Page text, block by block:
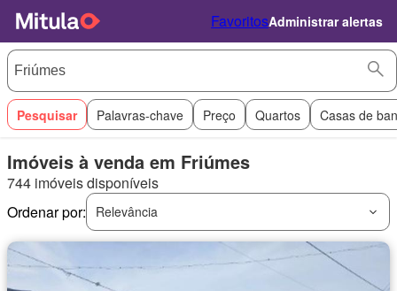
FavoritosAdministrar alertas
Pesquisar Palavras-chave Preço Quartos Casas de
Imóveis à venda em Friúmes
744 imóveis disponíveis
Ordenar por:
Relevância